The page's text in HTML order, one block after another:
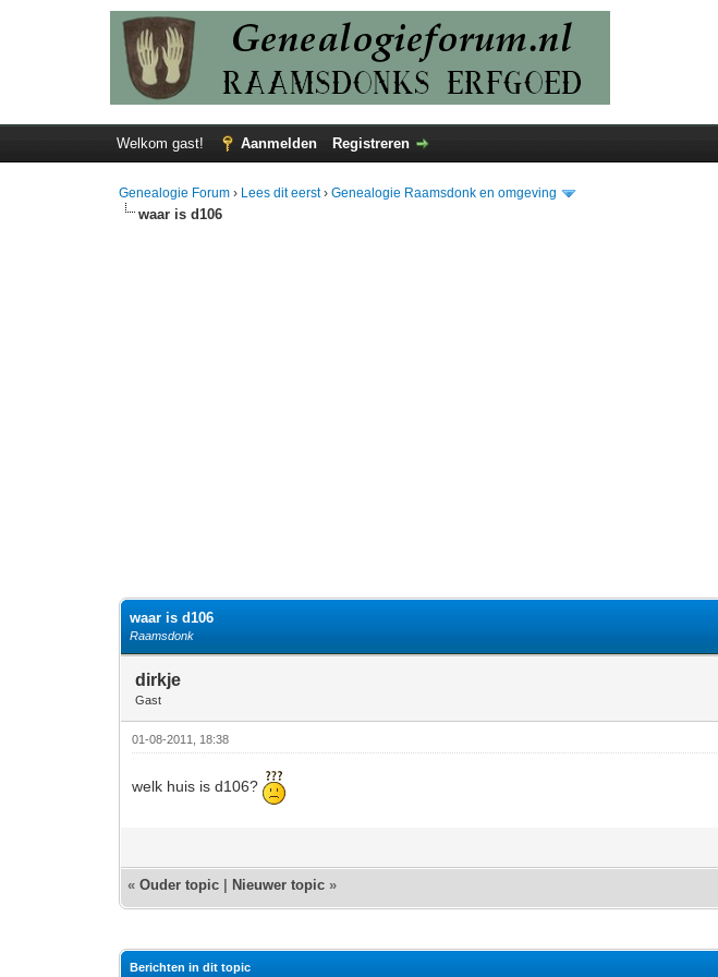
Welkom gast! Aanmelden Registreren
Genealogie Forum › Lees dit eerst›Genealogie Raamsdonk en omgeving
waar is d106
waar is d106
Raamsdonk
dirkje
Gast
01-08-2011, 18:38
welk huis is d106?
«Ouder topic Nieuwer topic »
Berichten in dit topic